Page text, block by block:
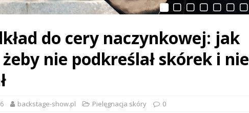
do cery naczynkowej: jak
nie podkreślał skórek i nie
backstage-show.pl Pielęgnacja skóry 0